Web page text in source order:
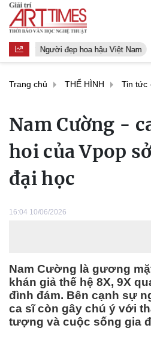
Người đẹp hoa hậu Việt Nam
Trang chủ THỂ HÌNH Tin tức
Nam Cường -
hoi của Vpop
đại học
16:04 10/06/2026
Nam Cường là gương
khán giả thế hệ 8X, 9X
đình đám. Bên cạnh sự
ca sĩ còn gây chú ý với
tượng và cuộc sống gia